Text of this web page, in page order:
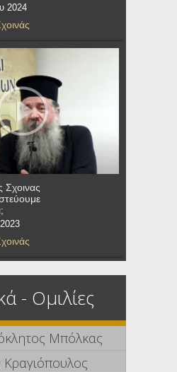
2024
- Ομιλίες
Μπόλκας